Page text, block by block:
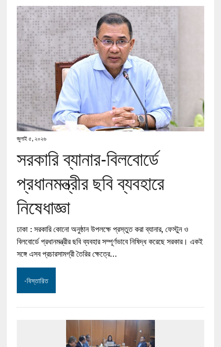
জুলাই ৫, ২০২৬
সরকারি ব্যানার-বিলবোর্ডে
প্রধানমন্ত্রীর ছবি ব্যবহারে
নিষেধাজ্ঞা
ঢাকা : সরকারি কোনো অনুষ্ঠান উপলক্ষে প্রস্তুত করা ব্যানার, ফেস্টুন ও
বিলবোর্ডে প্রধানমন্ত্রীর ছবি ব্যবহার সম্পূর্ণভাবে নিষিদ্ধ করেছে সরকার। একই
সঙ্গে এসব প্রচারসামগ্রী তৈরির ক্ষেত্রে…
-বিস্তারিত